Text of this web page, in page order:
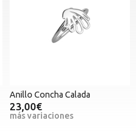
Anillo Concha Chapa
23,00€
más variaciones